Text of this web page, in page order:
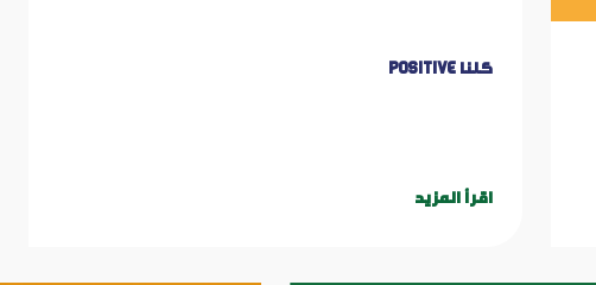
كلنا Positive
اقرأ المزيد